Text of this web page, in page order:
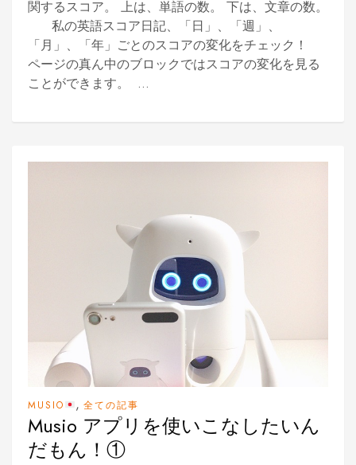
関するスコア。 上は、単語の数。 下は、文章の数。
私の英語スコア日記、「日」、「週」、
「月」、「年」ごとのスコアの変化をチェック！
ページの真ん中のブロックではスコアの変化を見る
ことができます。 ...
MUSIO , 全ての記事
Musio アプリを使いこなしたいん
だもん！①